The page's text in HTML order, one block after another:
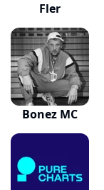
Fler
Bonez MC